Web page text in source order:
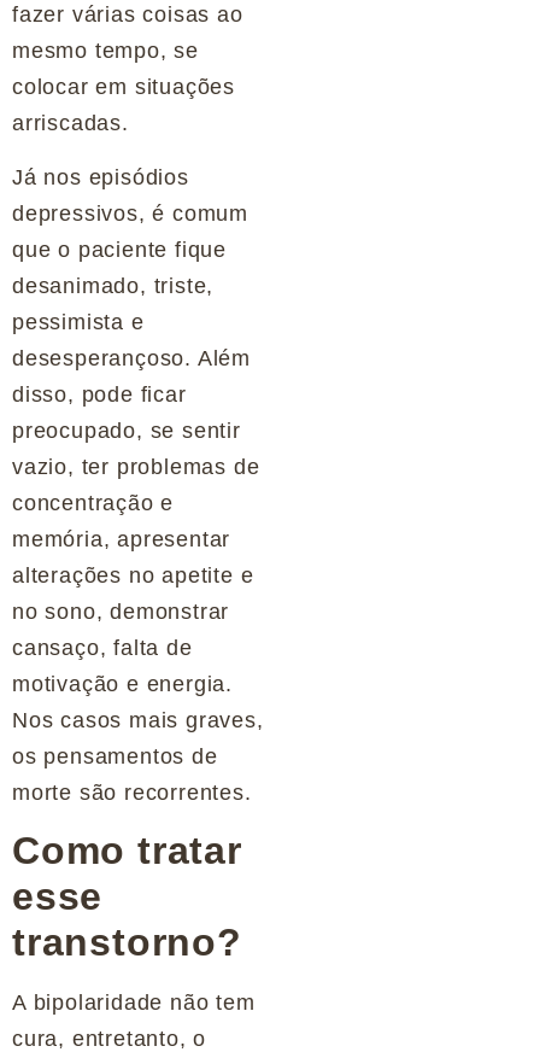
fazer várias coisas ao
mesmo tempo, se
colocar em situações
arriscadas.
Já nos episódios
depressivos, é comum
que o paciente fique
desanimado, triste,
pessimista e
desesperançoso. Além
disso, pode ficar
preocupado, se sentir
vazio, ter problemas de
concentração e
memória, apresentar
alterações no apetite e
no sono, demonstrar
cansaço, falta de
motivação e energia.
Nos casos mais graves,
os pensamentos de
morte são recorrentes.
Como tratar
esse
transtorno?
A bipolaridade não tem
cura, entretanto, o